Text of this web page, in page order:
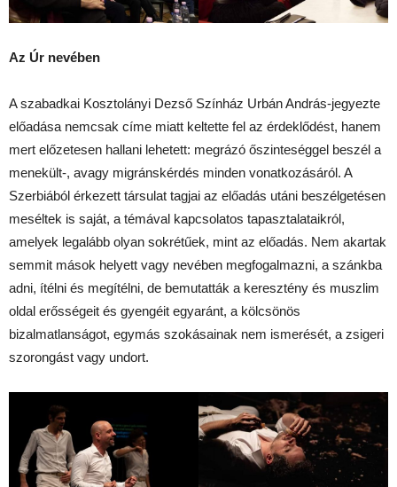
Az Úr nevében
A szabadkai Kosztolányi Dezső Színház Urbán András-jegyezte
előadása nemcsak címe miatt keltette fel az érdeklődést, hanem
mert előzetesen hallani lehetett: megrázó őszinteséggel beszél a
menekült-, avagy migránskérdés minden vonatkozásáról. A
Szerbiából érkezett társulat tagjai az előadás utáni beszélgetésen
meséltek is saját, a témával kapcsolatos tapasztalataikról,
amelyek legalább olyan sokrétűek, mint az előadás. Nem akartak
semmit mások helyett vagy nevében megfogalmazni, a szánkba
adni, ítélni és megítélni, de bemutatták a keresztény és muszlim
oldal erősségeit és gyengéit egyaránt, a kölcsönös
bizalmatlanságot, egymás szokásainak nem ismerését, a zsigeri
szorongást vagy undort.